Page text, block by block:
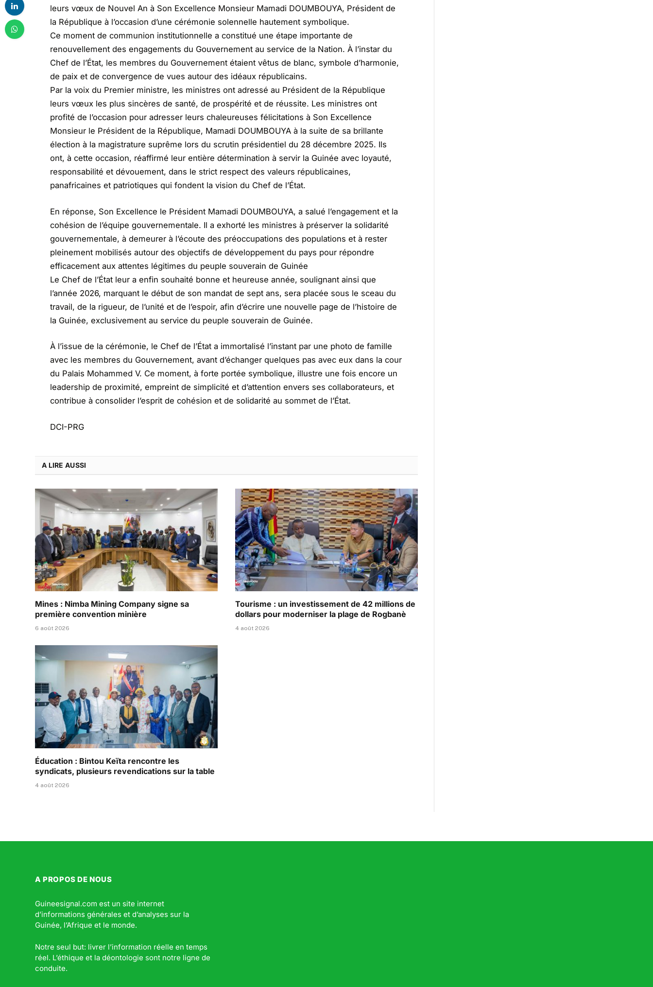
leurs vœux de Nouvel An à Son Excellence Monsieur Mamadi DOUMBOUYA, Président de
la République à l’occasion d’une cérémonie solennelle hautement symbolique.
Ce moment de communion institutionnelle a constitué une étape importante de
renouvellement des engagements du Gouvernement au service de la Nation. À l’instar du
Chef de l’État, les membres du Gouvernement étaient vêtus de blanc, symbole d’harmonie,
de paix et de convergence de vues autour des idéaux républicains.
Par la voix du Premier ministre, les ministres ont adressé au Président de la République
leurs vœux les plus sincères de santé, de prospérité et de réussite. Les ministres ont
profité de l’occasion pour adresser leurs chaleureuses félicitations à Son Excellence
Monsieur le Président de la République, Mamadi DOUMBOUYA à la suite de sa brillante
élection à la magistrature suprême lors du scrutin présidentiel du 28 décembre 2025. Ils
ont, à cette occasion, réaffirmé leur entière détermination à servir la Guinée avec loyauté,
responsabilité et dévouement, dans le strict respect des valeurs républicaines,
panafricaines et patriotiques qui fondent la vision du Chef de l’État.
En réponse, Son Excellence le Président Mamadi DOUMBOUYA, a salué l’engagement et la
cohésion de l’équipe gouvernementale. Il a exhorté les ministres à préserver la solidarité
gouvernementale, à demeurer à l’écoute des préoccupations des populations et à rester
pleinement mobilisés autour des objectifs de développement du pays pour répondre
efficacement aux attentes légitimes du peuple souverain de Guinée
Le Chef de l’État leur a enfin souhaité bonne et heureuse année, soulignant ainsi que
l’année 2026, marquant le début de son mandat de sept ans, sera placée sous le sceau du
travail, de la rigueur, de l’unité et de l’espoir, afin d’écrire une nouvelle page de l’histoire de
la Guinée, exclusivement au service du peuple souverain de Guinée.
À l’issue de la cérémonie, le Chef de l’État a immortalisé l’instant par une photo de famille
avec les membres du Gouvernement, avant d’échanger quelques pas avec eux dans la cour
du Palais Mohammed V. Ce moment, à forte portée symbolique, illustre une fois encore un
leadership de proximité, empreint de simplicité et d’attention envers ses collaborateurs, et
contribue à consolider l’esprit de cohésion et de solidarité au sommet de l’État.
DCI-PRG
A LIRE AUSSI
Mines : Nimba Mining Company signe sa
première convention minière
6 août 2026
Tourisme : un investissement de 42 millions de
dollars pour moderniser la plage de Rogbanè
4 août 2026
Éducation : Bintou Keïta rencontre les
syndicats, plusieurs revendications sur la table
4 août 2026
A PROPOS DE NOUS
Guineesignal.com est un site internet
d’informations générales et d’analyses sur la
Guinée, l’Afrique et le monde.
Notre seul but: livrer l’information réelle en temps
réel. L’éthique et la déontologie sont notre ligne de
conduite.